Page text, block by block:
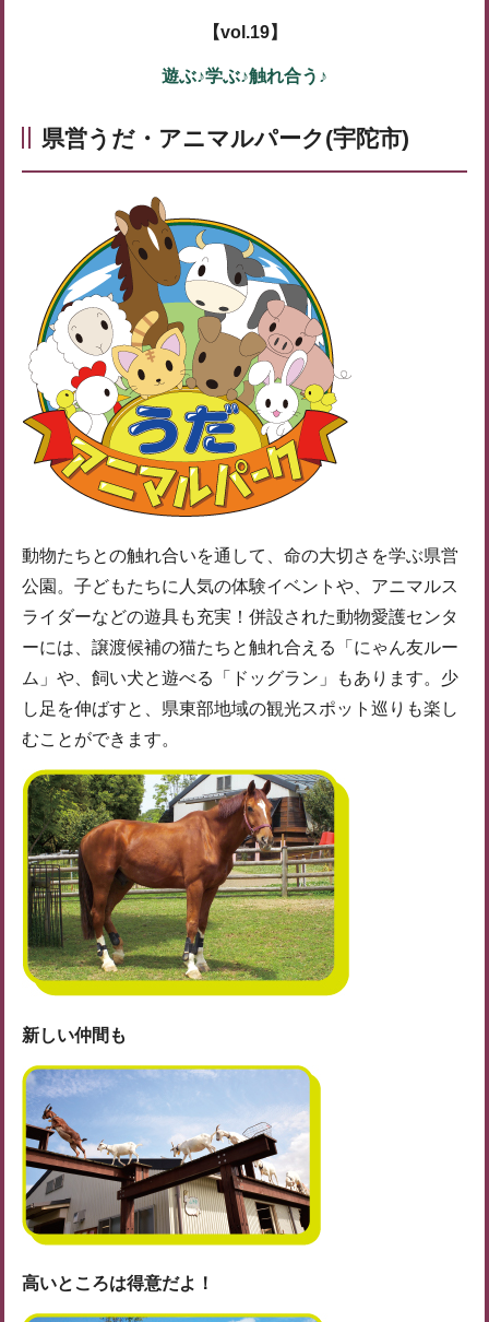
【vol.19】
遊ぶ♪学ぶ♪触れ合う♪
県営うだ・アニマルパーク(宇陀市)
動物たちとの触れ合いを通して、命の大切さを学ぶ県営
公園。子どもたちに人気の体験イベントや、アニマルス
ライダーなどの遊具も充実！併設された動物愛護センタ
ーには、譲渡候補の猫たちと触れ合える「にゃん友ルー
ム」や、飼い犬と遊べる「ドッグラン」もあります。少
し足を伸ばすと、県東部地域の観光スポット巡りも楽し
むことができます。
新しい仲間も
高いところは得意だよ！